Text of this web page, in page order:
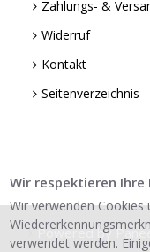
Zahlungs- &
Widerruf
Kontakt
Seitenverzeichnis
Powered by
Wir respektieren Ihre
Wir verwenden
verwendet werden.